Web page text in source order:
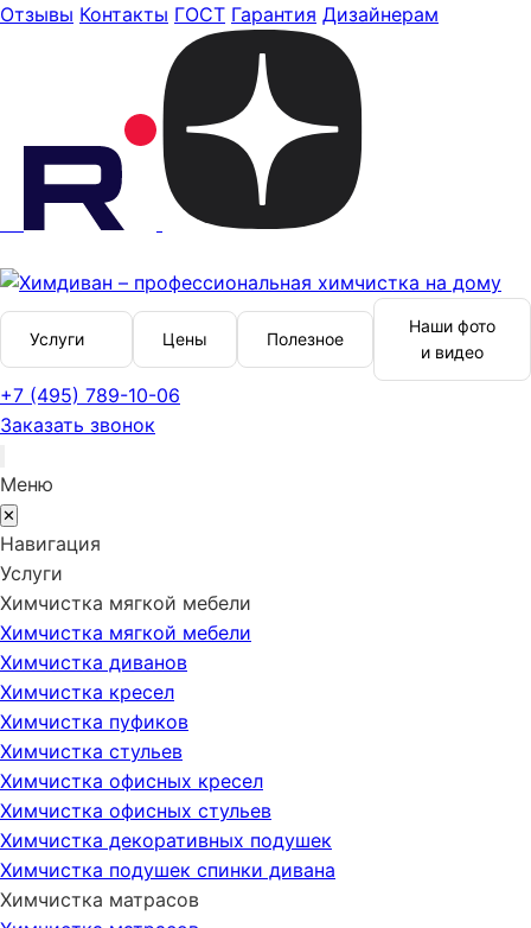
Отзывы Контакты ГОСТ Гарантия Дизайнерам
Услуги Цены Полезное
Наши фото
и видео
+7 (495) 789-10-06
Заказать звонок
Меню
✕
Навигация
Услуги
Химчистка мягкой мебели
Химчистка мягкой мебели
Химчистка диванов
Химчистка кресел
Химчистка пуфиков
Химчистка стульев
Химчистка офисных кресел
Химчистка офисных стульев
Химчистка декоративных подушек
Химчистка подушек спинки дивана
Химчистка матрасов